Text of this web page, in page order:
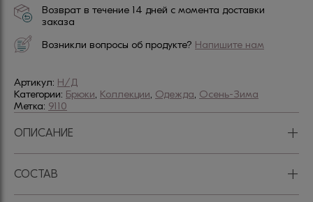
Возврат в течение 14 дней с момента доставки
заказа
Возникли вопросы об продукте? Напишите нам
Артикул: Н/Д
Категории: Брюки, Коллекции, Одежда, Осень-Зима
Метка: 9110
ОПИСАНИЕ +
СОСТАВ +